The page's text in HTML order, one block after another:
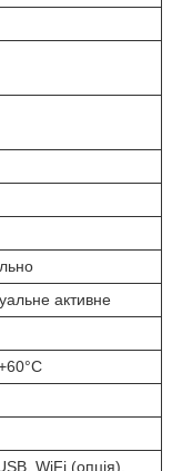
активне
WiFi (опція),